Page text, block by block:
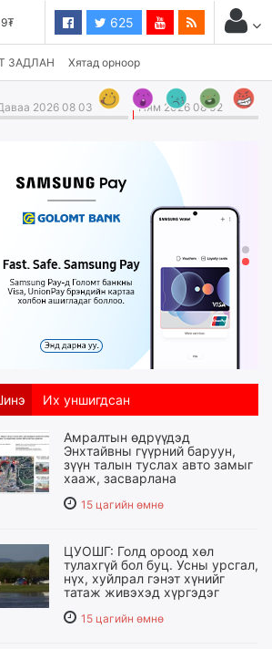
625
ЗАДЛАН Хятад орноор
2026 08 03 Ням 2026 08 02
Их уншигдсан
Амралтын өдрүүдэд
Энхтайвны гүүрний баруун,
зүүн талын туслах авто замыг
хааж, засварлана
15 цагийн өмнө
ЦУОШГ: Голд ороод хөл
тулахгүй бол буц. Усны урсгал,
нүх, хуйлрал гэнэт хүнийг
татаж живэхэд хүргэдэг
15 цагийн өмнө